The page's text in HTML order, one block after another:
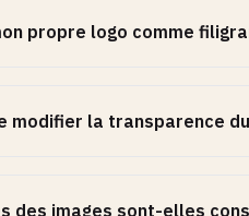
propre logo comme
modifier la transparence
des images sont-elles